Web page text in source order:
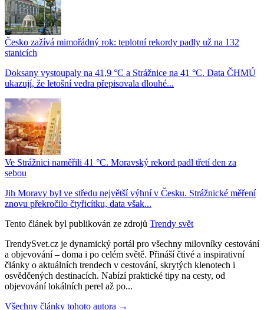
Česko zažívá mimořádný rok: teplotní rekordy padly už na 132
stanicích
Doksany vystoupaly na 41,9 °C a Strážnice na 41 °C. Data ČHMÚ
ukazují, že letošní vedra přepisovala dlouhé...
Ve Strážnici naměřili 41 °C. Moravský rekord padl třetí den za
sebou
Jih Moravy byl ve středu největší výhní v Česku. Strážnické měření
znovu překročilo čtyřicítku, data však...
Tento článek byl publikován ze zdrojů Trendy svět
TrendySvet.cz je dynamický portál pro všechny milovníky cestování
a objevování – doma i po celém světě. Přináší čtivé a inspirativní
články o aktuálních trendech v cestování, skrytých klenotech i
osvědčených destinacích. Nabízí praktické tipy na cesty, od
objevování lokálních perel až po...
Všechny články tohoto autora →